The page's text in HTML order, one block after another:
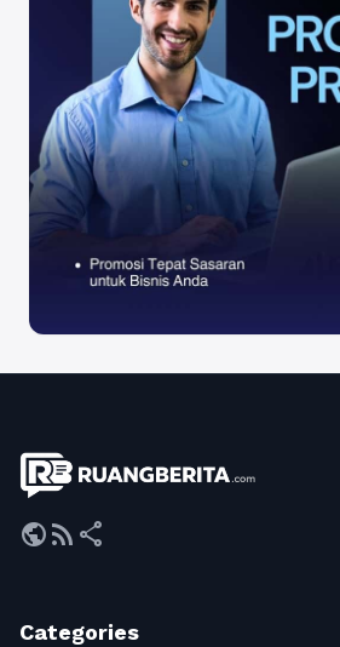
publicrss_feed share
Categories